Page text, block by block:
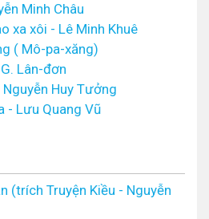
Minh Châu
xa xôi - Lê Minh Khuê
( Mô-pa-xăng)
Lân-đơn
Huy Tưởng
- Lưu Quang Vũ
(trích Truyện Kiều - Nguyễn